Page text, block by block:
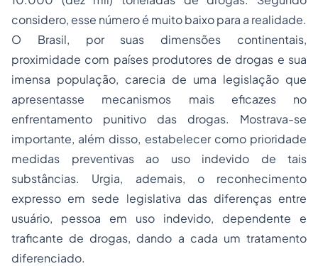
considero, esse número é muito baixo para a realidade.
O Brasil, por suas dimensões continentais,
proximidade com países produtores de drogas e sua
imensa população, carecia de uma legislação que
apresentasse mecanismos mais eficazes no
enfrentamento punitivo das drogas. Mostrava-se
importante, além disso, estabelecer como prioridade
medidas preventivas ao uso indevido de tais
substâncias. Urgia, ademais, o reconhecimento
expresso em sede legislativa das diferenças entre
usuário, pessoa em uso indevido, dependente e
traficante de drogas, dando a cada um tratamento
diferenciado.